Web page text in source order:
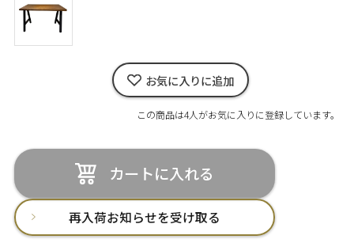
お気に入りに追加
この商品は4人がお気に入りに登録しています。
カートに入れる
再入荷お知らせを受け取る